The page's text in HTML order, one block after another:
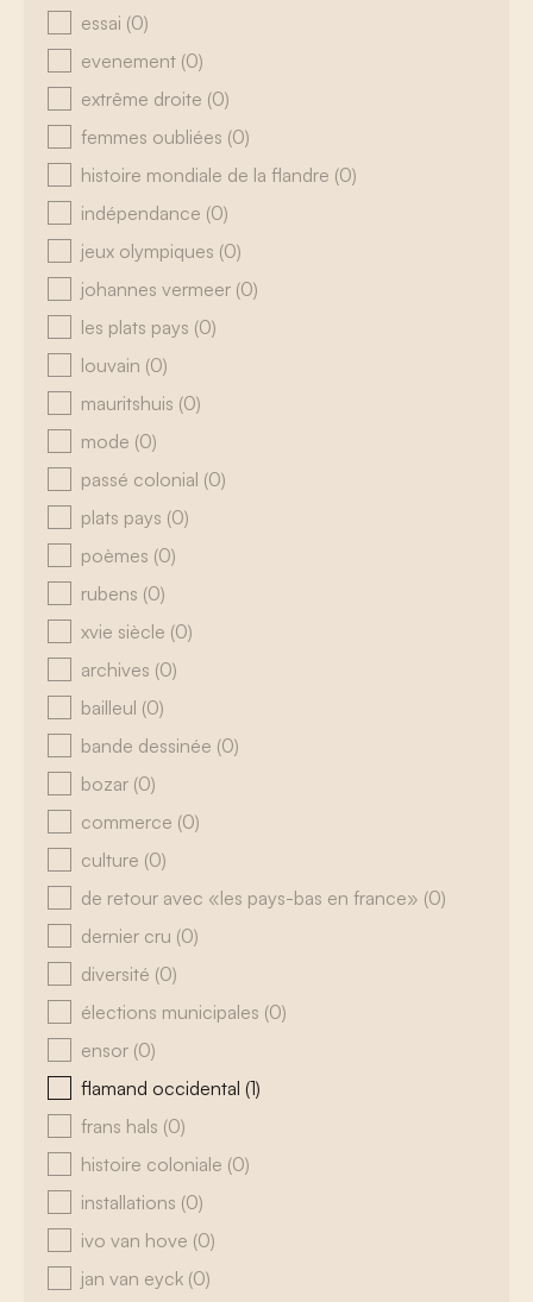
essai (0)
evenement (0)
extrême droite (0)
femmes oubliées (0)
histoire mondiale de la flandre (0)
indépendance (0)
jeux olympiques (0)
johannes vermeer (0)
les plats pays (0)
louvain (0)
mauritshuis (0)
mode (0)
passé colonial (0)
plats pays (0)
poèmes (0)
rubens (0)
xvie siècle (0)
archives (0)
bailleul (0)
bande dessinée (0)
bozar (0)
commerce (0)
culture (0)
de retour avec «les pays-bas en france» (0)
dernier cru (0)
diversité (0)
élections municipales (0)
ensor (0)
flamand occidental (1)
frans hals (0)
histoire coloniale (0)
installations (0)
ivo van hove (0)
jan van eyck (0)